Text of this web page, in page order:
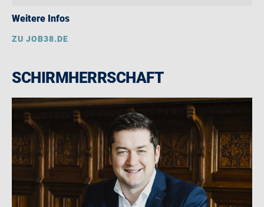
Weitere Infos
ZU JOB38.DE
SCHIRMHERRSCHAFT